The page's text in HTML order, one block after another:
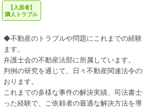
【入居者】
隣人トラブル
◆不動産のトラブルや問題にこれまでの経
ます。
弁護士会の不動産法部に所属しています。
判例の研究を通じて、日々不動産関連法令
おります。
これまでの多様な事件の解決実績、司法書
った経験で、ご依頼者の最適な解決方法を導